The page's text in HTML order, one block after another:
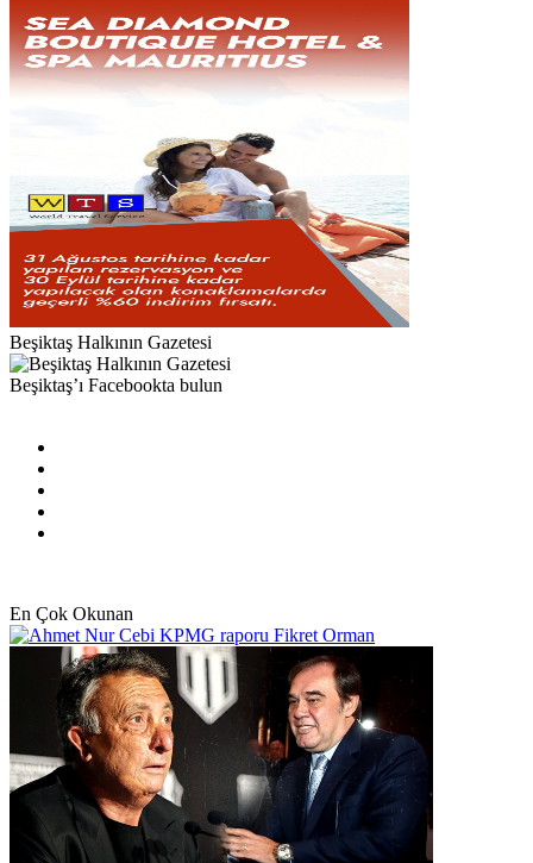
Beşiktaş Halkının Gazetesi
Beşiktaş’ı Facebookta bulun
En Çok Okunan